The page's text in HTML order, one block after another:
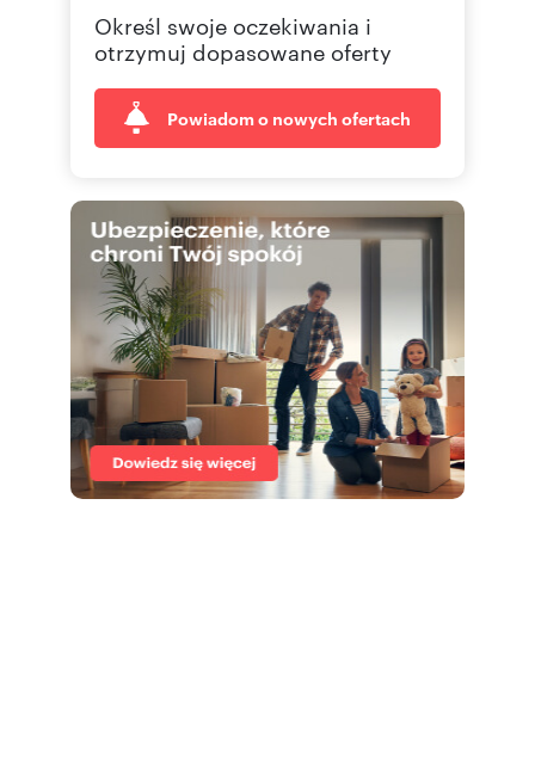
668 84 Pokaż telefon
Określ swoje oczekiwania i
otrzymuj dopasowane oferty
Powiadom o nowych ofertach